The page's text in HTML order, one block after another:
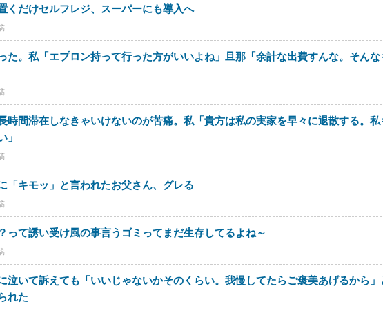
くだけセルフレジ、スーパーにも導入へ
た。私「エプロン持って行った方がいいよね」旦那「余計な出費すんな。そん
時間滞在しなきゃいけないのが苦痛。私「貴方は私の実家を早々に退散する。
」
「キモッ」と言われたお父さん、グレる
って誘い受け風の事言うゴミってまだ生存してるよね～
泣いて訴えても「いいじゃないかそのくらい。我慢してたらご褒美あげるから
れた